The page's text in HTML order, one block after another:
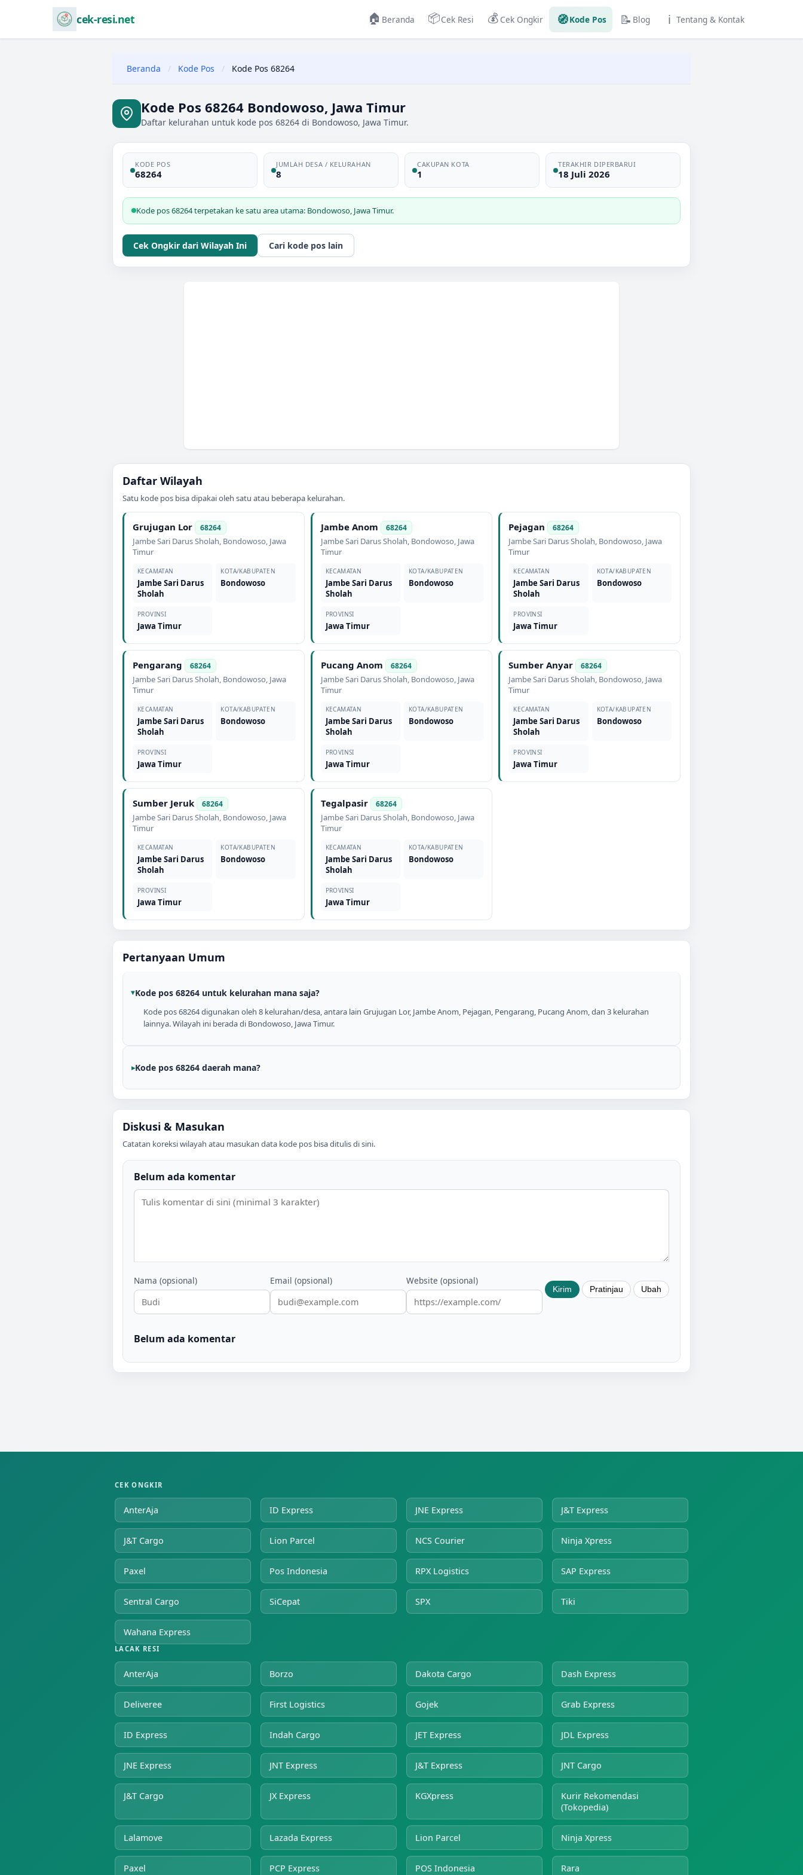
cek-resi.net 🏠 Beranda 📦Cek Resi 💰 Cek Ongkir 🧭Kode Pos 📝 Blog ℹ️ Tentang & Kontak
Beranda / Kode Pos / Kode Pos 68264
Kode Pos 68264 Bondowoso, Jawa Timur
Daftar kelurahan untuk kode pos 68264 di Bondowoso, Jawa Timur.
KODE POS
68264
JUMLAH DESA / KELURAHAN
8
CAKUPAN KOTA
1
TERAKHIR DIPERBARUI
18 Juli 2026
Kode pos 68264 terpetakan ke satu area utama: Bondowoso, Jawa Timur.
Cek Ongkir dari Wilayah Ini Cari kode pos lain
Daftar Wilayah
Satu kode pos bisa dipakai oleh satu atau beberapa kelurahan.
Grujugan Lor 68264
Jambe Sari Darus Sholah, Bondowoso, Jawa
Timur
KECAMATAN
Jambe Sari Darus
Sholah
KOTA/KABUPATEN
Bondowoso
PROVINSI
Jawa Timur
Jambe Anom 68264
Jambe Sari Darus Sholah, Bondowoso, Jawa
Timur
KECAMATAN
Jambe Sari Darus
Sholah
KOTA/KABUPATEN
Bondowoso
PROVINSI
Jawa Timur
Pejagan 68264
Jambe Sari Darus Sholah, Bondowoso, Jawa
Timur
KECAMATAN
Jambe Sari Darus
Sholah
KOTA/KABUPATEN
Bondowoso
PROVINSI
Jawa Timur
Pengarang 68264
Jambe Sari Darus Sholah, Bondowoso, Jawa
Timur
KECAMATAN
Jambe Sari Darus
Sholah
KOTA/KABUPATEN
Bondowoso
PROVINSI
Jawa Timur
Pucang Anom 68264
Jambe Sari Darus Sholah, Bondowoso, Jawa
Timur
KECAMATAN
Jambe Sari Darus
Sholah
KOTA/KABUPATEN
Bondowoso
PROVINSI
Jawa Timur
Sumber Anyar 68264
Jambe Sari Darus Sholah, Bondowoso, Jawa
Timur
KECAMATAN
Jambe Sari Darus
Sholah
KOTA/KABUPATEN
Bondowoso
PROVINSI
Jawa Timur
Sumber Jeruk 68264
Jambe Sari Darus Sholah, Bondowoso, Jawa
Timur
KECAMATAN
Jambe Sari Darus
Sholah
KOTA/KABUPATEN
Bondowoso
PROVINSI
Jawa Timur
Tegalpasir 68264
Jambe Sari Darus Sholah, Bondowoso, Jawa
Timur
KECAMATAN
Jambe Sari Darus
Sholah
KOTA/KABUPATEN
Bondowoso
PROVINSI
Jawa Timur
Pertanyaan Umum
Kode pos 68264 untuk kelurahan mana saja?
Kode pos 68264 digunakan oleh 8 kelurahan/desa, antara lain Grujugan Lor, Jambe Anom, Pejagan, Pengarang, Pucang Anom, dan 3 kelurahan
lainnya. Wilayah ini berada di Bondowoso, Jawa Timur.
Kode pos 68264 daerah mana?
Diskusi & Masukan
Catatan koreksi wilayah atau masukan data kode pos bisa ditulis di sini.
Belum ada komentar
Nama (opsional) Email (opsional) Website (opsional)
Belum ada komentar
CEK ONGKIR
AnterAja ID Express JNE Express J&T Express
J&T Cargo Lion Parcel NCS Courier Ninja Xpress
Paxel Pos Indonesia RPX Logistics SAP Express
Sentral Cargo SiCepat SPX Tiki
Wahana Express
LACAK RESI
AnterAja Borzo Dakota Cargo Dash Express
Deliveree First Logistics Gojek Grab Express
ID Express Indah Cargo JET Express JDL Express
JNE Express JNT Express J&T Express JNT Cargo
J&T Cargo JX Express KGXpress
Kurir Rekomendasi
(Tokopedia)
Lalamove Lazada Express Lion Parcel Ninja Xpress
Paxel PCP Express POS Indonesia Rara